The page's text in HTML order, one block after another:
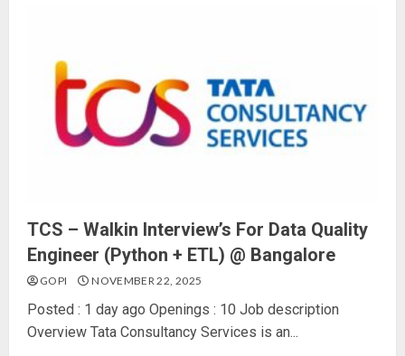
TCS – Walkin Interview’s For Data Quality
Engineer (Python + ETL) @ Bangalore
GOPI NOVEMBER 22, 2025
Posted : 1 day ago Openings : 10 Job description
Overview Tata Consultancy Services is an...